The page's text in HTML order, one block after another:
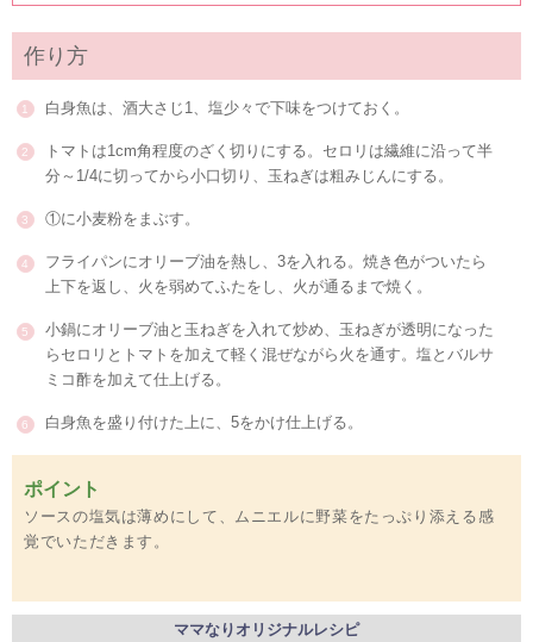
作り方
白身魚は、酒大さじ1、塩少々で下味をつけておく。
トマトは1cm角程度のざく切りにする。セロリは繊維に沿って半
分～1/4に切ってから小口切り、玉ねぎは粗みじんにする。
①に小麦粉をまぶす。
フライパンにオリーブ油を熱し、3を入れる。焼き色がついたら
上下を返し、火を弱めてふたをし、火が通るまで焼く。
小鍋にオリーブ油と玉ねぎを入れて炒め、玉ねぎが透明になった
らセロリとトマトを加えて軽く混ぜながら火を通す。塩とバルサ
ミコ酢を加えて仕上げる。
白身魚を盛り付けた上に、5をかけ仕上げる。
ポイント
ソースの塩気は薄めにして、ムニエルに野菜をたっぷり添える感
覚でいただきます。
ママなりオリジナルレシピ